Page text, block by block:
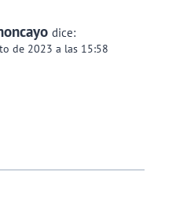
dice:
de 2023 a las 15:58